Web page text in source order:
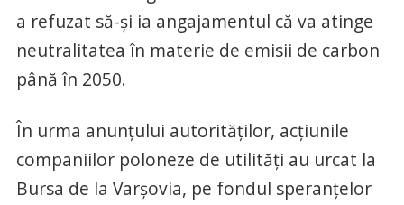
a refuzat să-şi ia angajamentul că va atinge
neutralitatea în materie de emisii de carbon
până în 2050.
În urma anunţului autorităţilor, acţiunile
companiilor poloneze de utilităţi au urcat la
Bursa de la Varşovia, pe fondul speranţelor